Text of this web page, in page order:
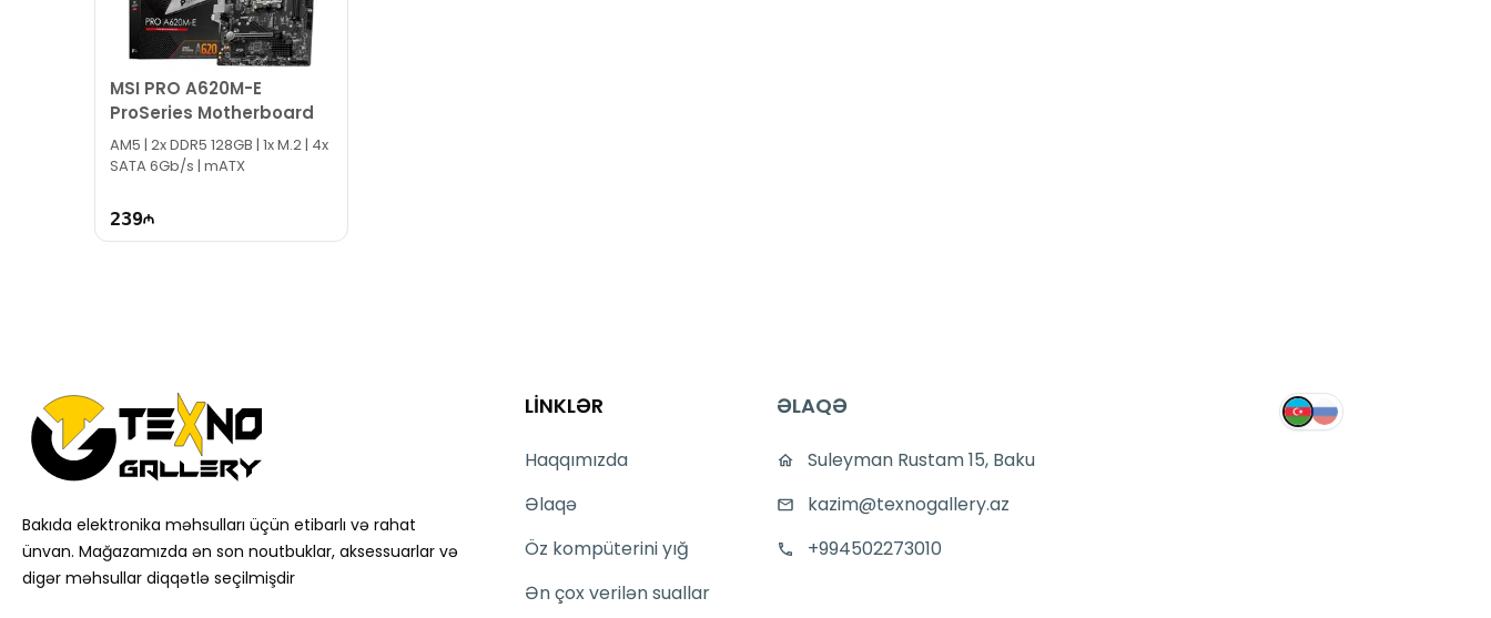
MSI PRO A620M-E
ProSeries Motherboard
AM5 | 2x DDR5 128GB | 1x M.2 | 4x
SATA 6Gb/s | mATX
239
Bakıda elektronika məhsulları üçün etibarlı və rahat
ünvan. Mağazamızda ən son noutbuklar, aksessuarlar və
digər məhsullar diqqətlə seçilmişdir
LİNKLƏR
Haqqımızda
Əlaqə
Öz kompüterini yığ
Ən çox verilən suallar
ƏLAQƏ
Suleyman Rustam 15, Baku
kazim@texnogallery.az
+994502273010